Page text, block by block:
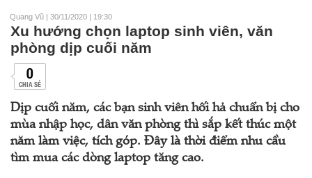
Quang Vũ | 30/11/2020 | 19:30
Xu hướng chọn laptop sinh viên, văn
phòng dịp cuối năm
0
CHIA SẺ
Dịp cuối năm, các bạn sinh viên hối hả chuẩn bị cho
mùa nhập học, dân văn phòng thì sắp kết thúc một
năm làm việc, tích góp. Đây là thời điểm nhu cầu
tìm mua các dòng laptop tăng cao.